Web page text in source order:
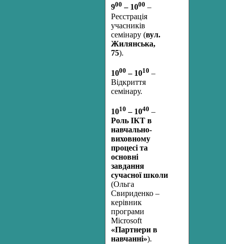
900 – 1000 –
Реєстрація
учасників
семінару (вул.
Жилянська,
75).
1000 – 1010 –
Відкриття
семінару.
1010 – 1040 –
Роль ІКТ в
навчально-
виховному
процесі та
основні
завдання
сучасної школи
(Ольга
Свириденко –
керівник
програми
Microsoft
«Партнери в
навчанні»).